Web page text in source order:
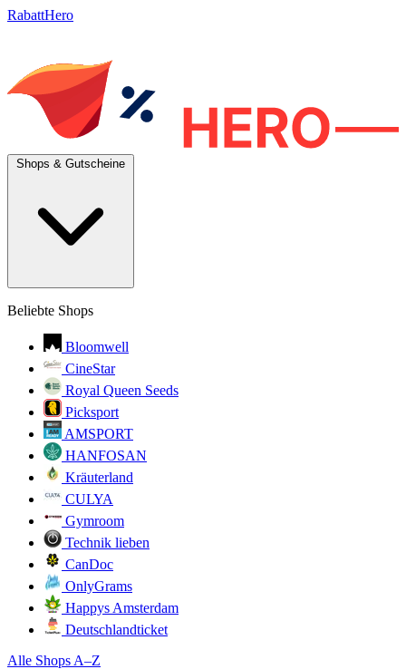
RabattHero
Beliebte Shops
Bloomwell
CineStar
Royal Queen Seeds
Picksport
AMSPORT
HANFOSAN
Kräuterland
CULYA
Gymroom
Technik lieben
CanDoc
OnlyGrams
Happys Amsterdam
Deutschlandticket
Alle Shops A–Z